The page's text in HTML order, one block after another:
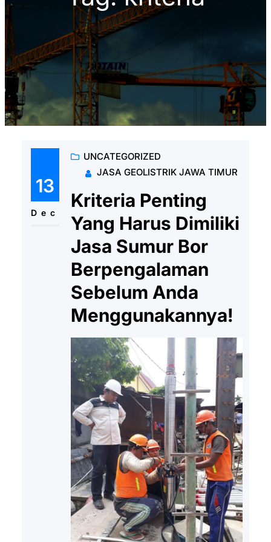
13
Dec
UNCATEGORIZED
JASA GEOLISTRIK JAWA TIMUR
Kriteria Penting
Yang Harus Dimiliki
Jasa Sumur Bor
Berpengalaman
Sebelum Anda
Menggunakannya!